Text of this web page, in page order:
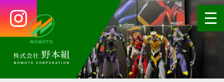
HOME